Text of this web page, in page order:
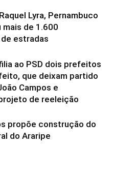
Lyra, Pernambuco
mais de 1.600
estradas
ao PSD dois prefeitos
que deixam partido
Campos e
de reeleição
propõe construção do
do Araripe